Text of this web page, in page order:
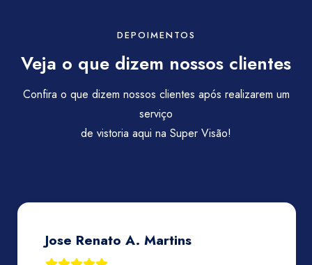
DEPOIMENTOS
Veja o que dizem nossos clientes
Confira o que dizem nossos clientes após realizarem um
serviço
de vistoria aqui na Super Visão!
Priscila Lamarca